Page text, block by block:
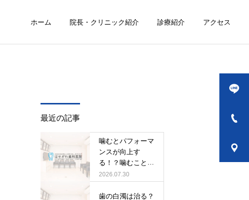
ホーム 院長・クリニック紹介 診療紹介 アクセス
定期検診
最近の記事
噛むとパフォーマ
ンスが向上す
る！？噛むことと
集中力・健康の関
係
2026.07.30
歯の白濁は治る？